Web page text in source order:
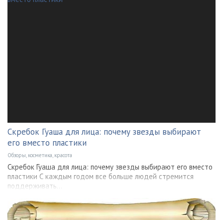
Скребок Гуаша для лица: почему звезды выбирают
его вместо пластики
Обзоры, косметика, красота
Скребок Гуаша для лица: почему звезды выбирают его вместо
пластики С каждым годом все больше людей стремится
поддерживать...